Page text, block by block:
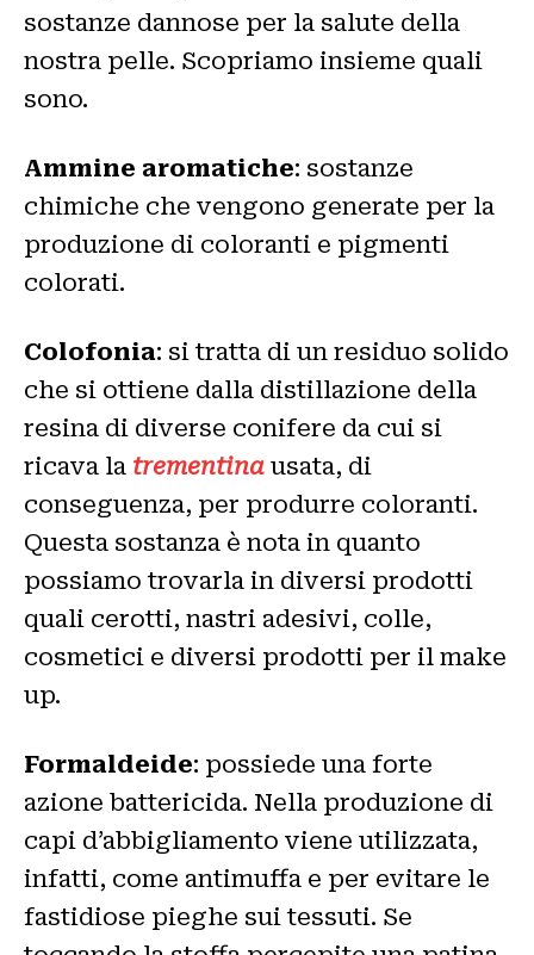
sostanze dannose per la salute della
nostra pelle. Scopriamo insieme quali
sono.
Ammine aromatiche: sostanze
chimiche che vengono generate per la
produzione di coloranti e pigmenti
colorati.
Colofonia: si tratta di un residuo solido
che si ottiene dalla distillazione della
resina di diverse conifere da cui si
ricava la trementina usata, di
conseguenza, per produrre coloranti.
Questa sostanza è nota in quanto
possiamo trovarla in diversi prodotti
quali cerotti, nastri adesivi, colle,
cosmetici e diversi prodotti per il make
up.
Formaldeide: possiede una forte
azione battericida. Nella produzione di
capi d’abbigliamento viene utilizzata,
infatti, come antimuffa e per evitare le
fastidiose pieghe sui tessuti. Se